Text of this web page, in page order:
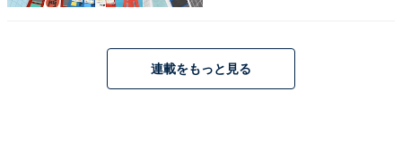
連載をもっと見る